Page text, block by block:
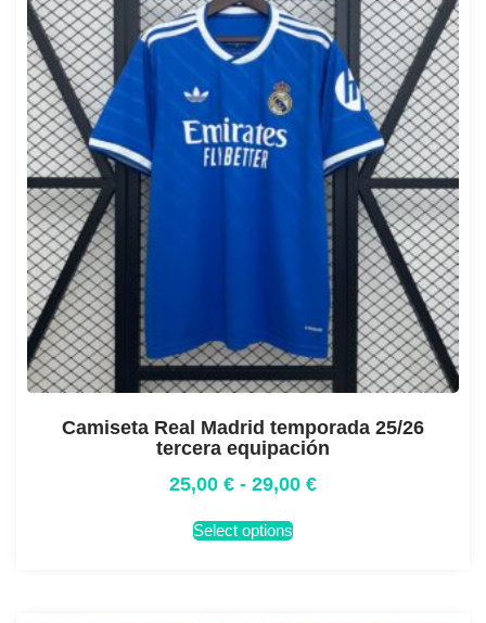
Camiseta Real Madrid temporada 25/26
tercera equipación
25,00 € - 29,00 €
Select options